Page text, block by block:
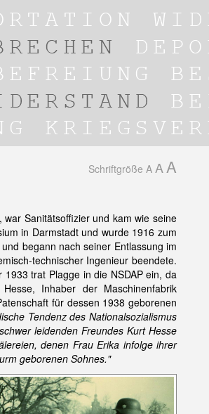
Schriftgröße A A A
Sanitätsoffizier und kam wie seine
in Darmstadt und wurde 1916 zum
begann nach seiner Entlassung im
technischer Ingenieur beendete.
trat Plagge in die NSDAP ein, da
Inhaber der Maschinenfabrik
für dessen 1938 geborenen
Tendenz des Nationalsozialismus
leidenden Freundes Kurt Hesse
denen Frau Erika infolge ihrer
geborenen Sohnes."